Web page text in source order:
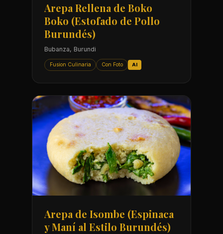
Arepa Rellena de Boko
Boko (Estofado de Pollo
Burundés)
Bubanza, Burundi
Fusion Culinaria Con Foto AI
Arepa de Isombe (Espinaca
y Maní al Estilo Burundés)